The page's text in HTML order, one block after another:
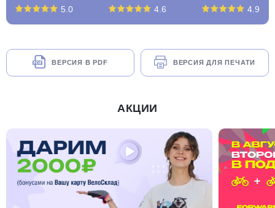
5.0
4.6
4.9
ВЕРСИЯ В PDF ВЕРСИЯ ДЛЯ ПЕЧАТИ
АКЦИИ